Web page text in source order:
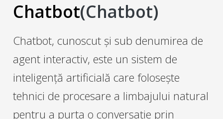
Chatbot(Chatbot)
Chatbot, cunoscut și sub denumirea de
agent interactiv, este un sistem de
inteligență artificială care folosește
tehnici de procesare a limbajului natural
pentru a purta o conversație prin